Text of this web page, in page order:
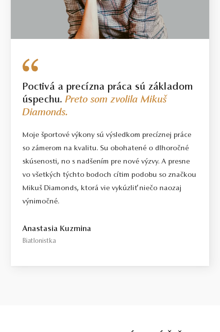
Poctivá a precízna práca sú základom
úspechu.Preto som zvolila Mikuš
Diamonds.
Moje športové výkony sú výsledkom precíznej práce
so zámerom na kvalitu. Su obohatené o dlhoročné
skúsenosti, no s nadšením pre nové výzvy. A presne
vo všetkých týchto bodoch cítim podobu so značkou
Mikuš Diamonds, ktorá vie vykúzliť niečo naozaj
výnimočné.
Anastasia Kuzmina
Biatlonistka